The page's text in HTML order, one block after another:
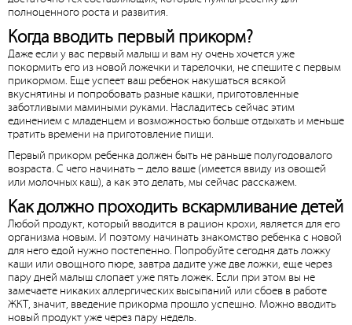
полноценного роста и развития.
Когда вводить первый прикорм?
Даже если у вас первый малыш и вам ну очень хочется уже
покормить его из новой ложечки и тарелочки, не спешите с первым
прикормом. Еще успеет ваш ребенок накушаться всякой
вкуснятины и попробовать разные кашки, приготовленные
заботливыми мамиными руками. Насладитесь сейчас этим
единением с младенцем и возможностью больше отдыхать и меньше
тратить времени на приготовление пищи.
Первый прикорм ребенка должен быть не раньше полугодовалого
возраста. С чего начинать – дело ваше (имеется ввиду из овощей
или молочных каш), а как это делать, мы сейчас расскажем.
Как должно проходить вскармливание детей
Любой продукт, который вводится в рацион крохи, является для его
организма новым. И поэтому начинать знакомство ребенка с новой
для него едой нужно постепенно. Попробуйте сегодня дать ложку
каши или овощного пюре, завтра дадите уже две ложки, еще через
пару дней малыш слопает уже пять ложек. Если при этом вы не
замечаете никаких аллергических высыпаний или сбоев в работе
ЖКТ, значит, введение прикорма прошло успешно. Можно вводить
новый продукт уже через пару недель.